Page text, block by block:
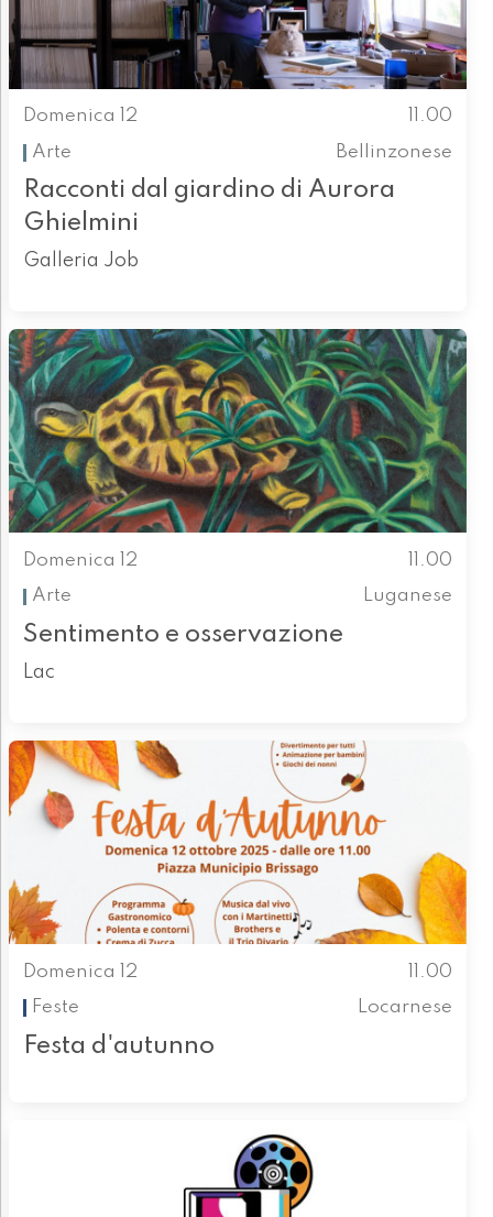
Domenica 12
11.00
Arte
Bellinzonese
Racconti dal giardino di Aurora
Ghielmini
Galleria Job
Domenica 12
11.00
Arte
Luganese
Sentimento e osservazione
Lac
Domenica 12
11.00
Feste
Locarnese
Festa d'autunno